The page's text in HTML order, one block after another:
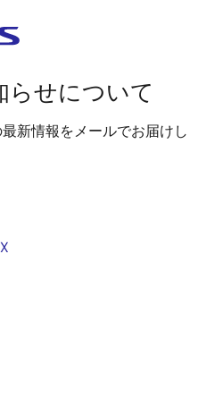
らせについて
新情報をメールでお届けし